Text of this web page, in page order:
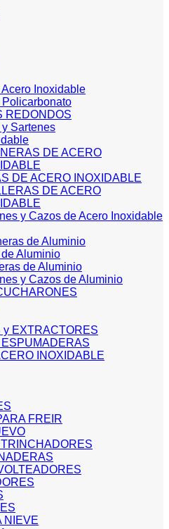
Acero Inoxidable
Policarbonato
REDONDOS
Sartenes
DE ACERO
DE ACERO INOXIDABLE
DE ACERO
y Cazos de Acero Inoxidable
de Aluminio
Aluminio
de Aluminio
y Cazos de Aluminio
y EXTRACTORES
INOXIDABLE
FREIR
NIEVE